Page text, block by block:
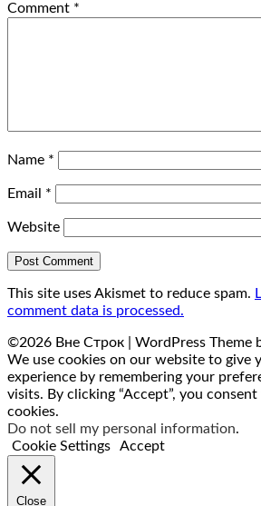
Comment *
Name *
Email *
Website
This site uses Akismet to reduce spam.
comment data is processed.
©2026 Вне Строк | WordPress Theme
We use cookies on our website to give
experience by remembering your
visits. By clicking “Accept”, you
cookies.
Do not sell my personal information.
Cookie Settings
Accept
Close